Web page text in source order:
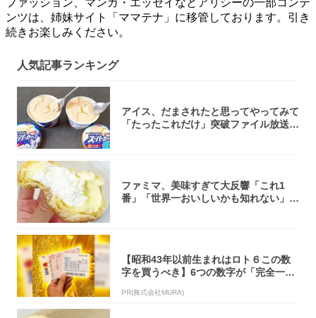
ンツは、姉妹サイト「ママテナ」に移管しております。引き
続きお楽しみください。
人気記事ランキング
アイス、だまされたと思ってやってみて
「たったこれだけ」突破ファイル放送で
ファミマ、美味すぎて大反響「これ1
番」「世界一おいしいかも知れない」
【昭和43年以前生まれはロト６この数
字を買うべき】6つの数字が「完全一
PR(株式会社MURA)